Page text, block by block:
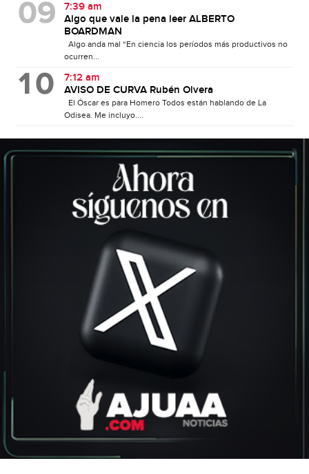
7:39 am
Algo que vale la pena leer ALBERTO
BOARDMAN
Algo anda mal “En ciencia los períodos más productivos no
ocurren...
7:12 am
AVISO DE CURVA Rubén Olvera
El Óscar es para Homero Todos están hablando de La
Odisea. Me incluyo....